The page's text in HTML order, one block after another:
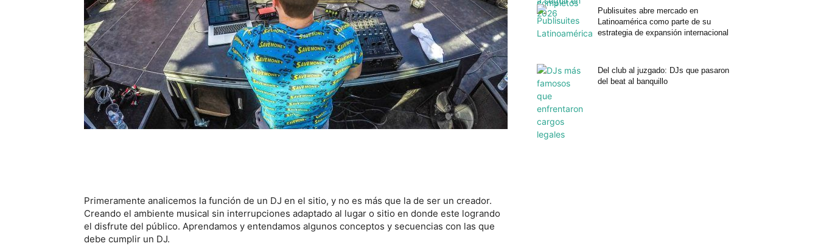
Primeramente analicemos la función de un DJ en el sitio, y no es más que la de ser un creador.
Creando el ambiente musical sin interrupciones adaptado al lugar o sitio en donde este logrando
el disfrute del público. Aprendamos y entendamos algunos conceptos y secuencias con las que
debe cumplir un DJ.
Publisuites abre mercado en
Latinoamérica como parte de su
estrategia de expansión internacional
Del club al juzgado: DJs que pasaron
del beat al banquillo